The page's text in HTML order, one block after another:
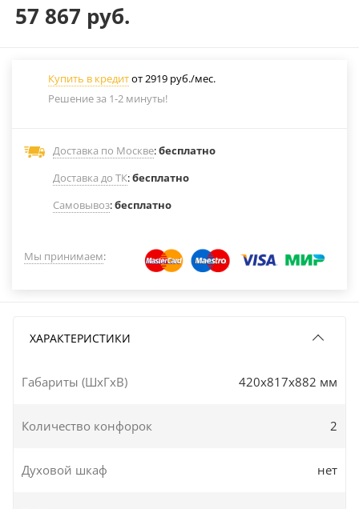
57 867 руб.
Купить в кредитот 2919 руб./мес.
Решение за 1-2 минуты!
Доставка по Москве:бесплатно
Доставка до ТК:бесплатно
Самовывоз:бесплатно
Мы принимаем:
ХАРАКТЕРИСТИКИ
Габариты (ШxГxВ) 420x817x882 мм
Количество конфорок 2
Духовой шкаф нет